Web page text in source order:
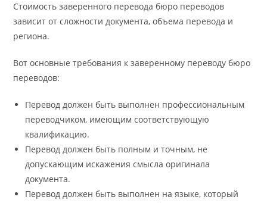
Стоимость заверенного перевода бюро переводов
зависит от сложности документа, объема перевода и
региона.
Вот основные требования к заверенному переводу бюро
переводов:
Перевод должен быть выполнен профессиональным
переводчиком, имеющим соответствующую
квалификацию.
Перевод должен быть полным и точным, не
допускающим искажения смысла оригинала
документа.
Перевод должен быть выполнен на языке, который